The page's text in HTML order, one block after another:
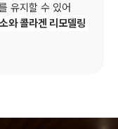
유지할 수 있어
와 콜라겐 리모델링